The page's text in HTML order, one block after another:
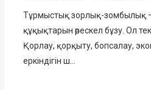
Тұрмыстық зорлық-зомбылық
құқықтарын өрескел бұзу. Ол
Қорлау, қорқыту, бопсалау,
еркіндігін ш...